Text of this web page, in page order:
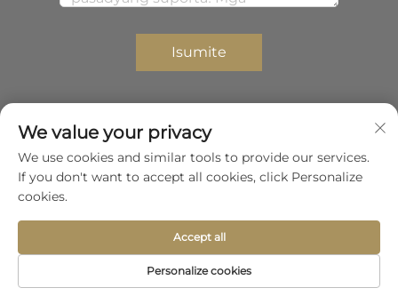
Isumite
Karapatang-ari © 2026 Shenzhen Zhongda Composites
Co.,Ltd. Lahat ng karapatan ay nakalaan.
Patakaran sa privacy
Gumalaw pataas
Homepage Produkto Tungkol Sa Kontak
We value your privacy
We use cookies and similar tools to provide our services.
If you don't want to accept all cookies, click Personalize
cookies.
Personalize cookies
Accept all